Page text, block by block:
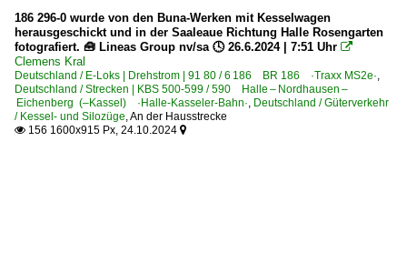
186 296-0 wurde von den Buna-Werken mit Kesselwagen
herausgeschickt und in der Saaleaue Richtung Halle Rosengarten
fotografiert. 🧰 Lineas Group nv/sa 🕓 26.6.2024 | 7:51 Uhr 
Clemens Kral
Deutschland / E-Loks | Drehstrom | 91 80 / 6 186 BR 186 ·Traxx MS2e·,
Deutschland / Strecken | KBS 500-599 / 590 Halle – Nordhausen –
Eichenberg (–Kassel) ·Halle-Kasseler-Bahn·, Deutschland / Güterverkehr
/ Kessel- und Silozüge,An der Hausstrecke
 156 1600x915 Px, 24.10.2024 